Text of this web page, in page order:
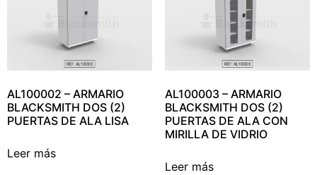
AL100002 – ARMARIO
BLACKSMITH DOS (2)
PUERTAS DE ALA LISA
Leer más
AL100003 – ARMARIO
BLACKSMITH DOS (2)
PUERTAS DE ALA CON
MIRILLA DE VIDRIO
Leer más